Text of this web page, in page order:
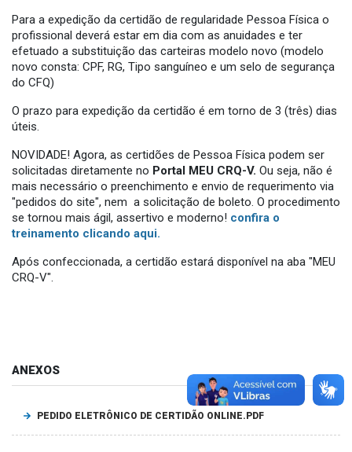
Para a expedição da certidão de regularidade Pessoa Física o
profissional deverá estar em dia com as anuidades e ter
efetuado a substituição das carteiras modelo novo (modelo
novo consta: CPF, RG, Tipo sanguíneo e um selo de segurança
do CFQ)
O prazo para expedição da certidão é em torno de 3 (três) dias
úteis.
NOVIDADE! Agora, as certidões de Pessoa Física podem ser
solicitadas diretamente no Portal MEU CRQ-V. Ou seja, não é
mais necessário o preenchimento e envio de requerimento via
"pedidos do site", nem a solicitação de boleto. O procedimento
se tornou mais ágil, assertivo e moderno! confira o
treinamento clicando aqui.
Após confeccionada, a certidão estará disponível na aba "MEU
CRQ-V".
ANEXOS
PEDIDO ELETRÔNICO DE CERTIDÃO ONLINE.PDF